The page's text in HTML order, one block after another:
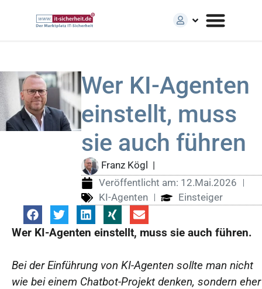
Wer KI-Agenten
einstellt, muss
sie auch führen
Franz Kögl
|
Veröffentlicht am: 12.Mai.2026
KI-Agenten
Einsteiger
Wer KI-Agenten einstellt, muss sie auch führen.
Bei der Einführung von KI-Agenten sollte man nicht
wie bei einem Chatbot-Projekt denken, sondern eher